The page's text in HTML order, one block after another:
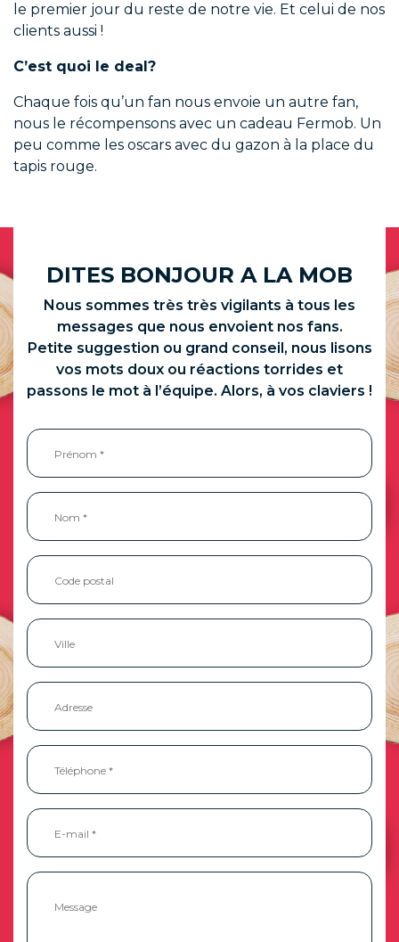
le premier jour du reste de notre vie. Et celui de nos
clients aussi !
C’est quoi le deal?
Chaque fois qu’un fan nous envoie un autre fan,
nous le récompensons avec un cadeau Fermob. Un
peu comme les oscars avec du gazon à la place du
tapis rouge.
DITES BONJOUR A LA MOB
Nous sommes très très vigilants à tous les
messages que nous envoient nos fans.
Petite suggestion ou grand conseil, nous lisons
vos mots doux ou réactions torrides et
passons le mot à l’équipe. Alors, à vos claviers !